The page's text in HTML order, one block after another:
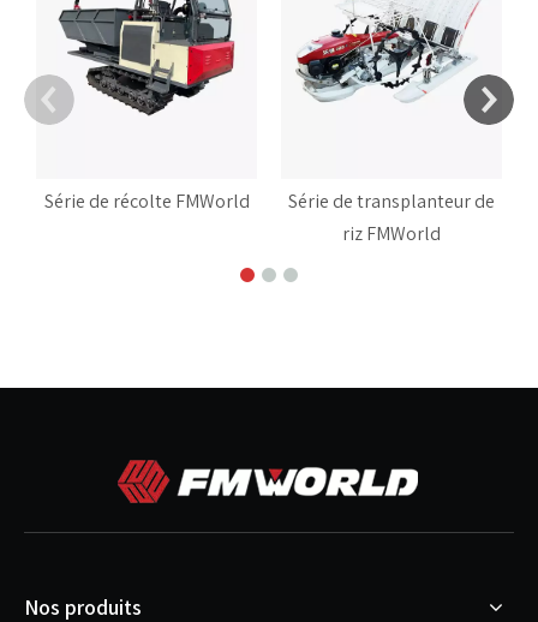
Série de récolte FMWorld
Série de transplanteur de
riz FMWorld
Nos produits